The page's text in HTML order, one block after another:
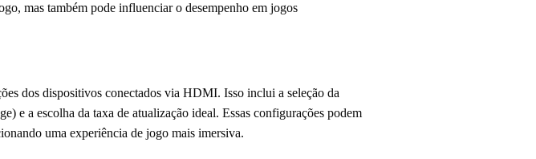
mas também pode influenciar o desempenho em jogos
dos dispositivos conectados via HDMI. Isso inclui a seleção da
e a escolha da taxa de atualização ideal. Essas configurações podem
uma experiência de jogo mais imersiva.